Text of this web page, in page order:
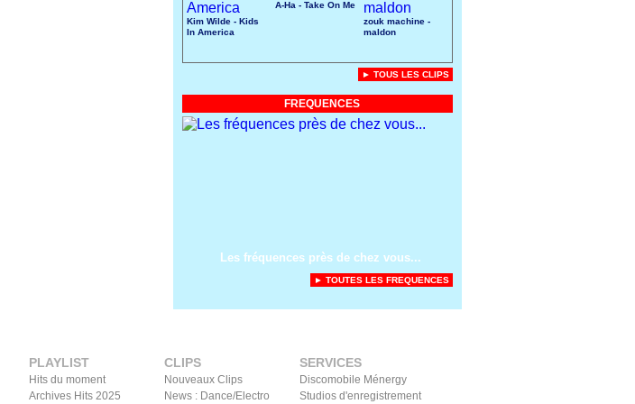
Kim Wilde - Kids
In America
A-Ha - Take On Me
zouk machine -
maldon
► TOUS LES CLIPS
FREQUENCES
Les fréquences près de chez vous...
► TOUTES LES FREQUENCES
PLAYLIST
Hits du moment
Archives Hits 2025
CLIPS
Nouveaux Clips
News : Dance/Electro
SERVICES
Discomobile Ménergy
Studios d'enregistrement